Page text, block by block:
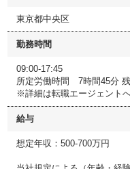
東京都中央区
勤務時間
09:00-17:45
所定労働時間 7時間45分
※詳細は転職エージェント
給与
想定年収：500-700万円